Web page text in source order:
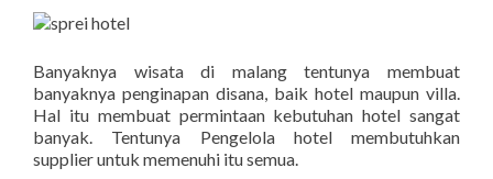
Banyaknya wisata di malang tentunya membuat
banyaknya penginapan disana, baik hotel maupun villa.
Hal itu membuat permintaan kebutuhan hotel sangat
banyak. Tentunya Pengelola hotel membutuhkan
supplier untuk memenuhi itu semua.